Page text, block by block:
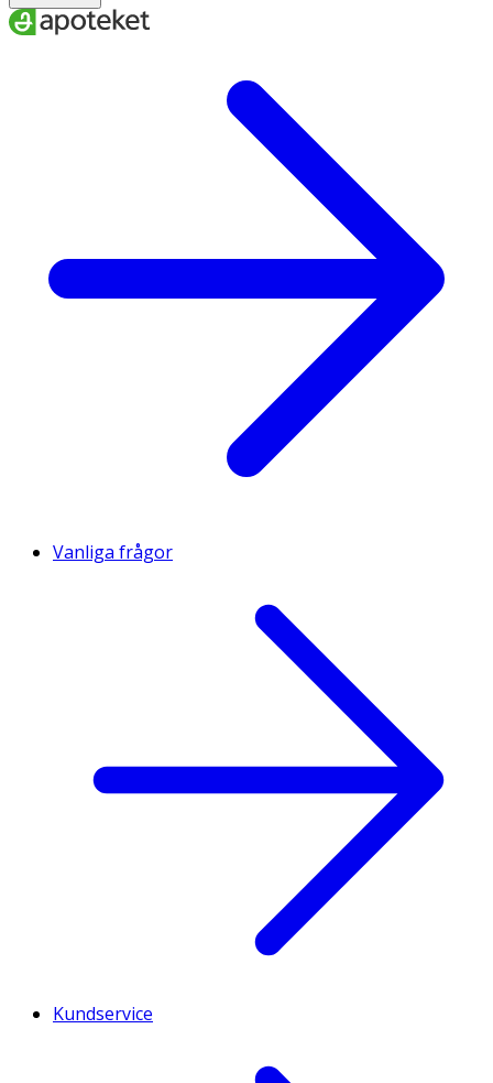
Vanliga frågor
Kundservice